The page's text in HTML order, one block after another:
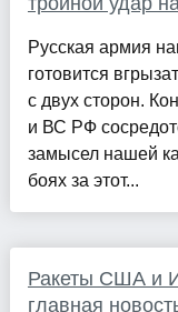
Русская армия
готовится
с двух сторон.
и ВС РФ
замысел нашей
боях за этот...
Ракеты США и
главная